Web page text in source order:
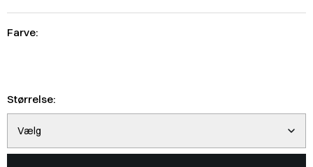
Farve:
Størrelse:
Vælg